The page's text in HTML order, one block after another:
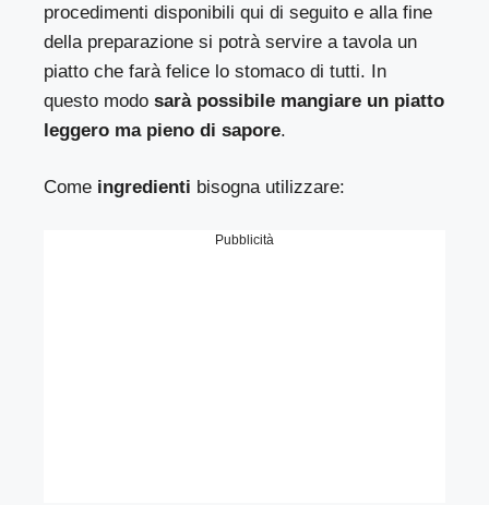
procedimenti disponibili qui di seguito e alla fine
della preparazione si potrà servire a tavola un
piatto che farà felice lo stomaco di tutti. In
questo modosarà possibile mangiare un piatto
leggero ma pieno di sapore.
Come ingredienti bisogna utilizzare:
Pubblicità